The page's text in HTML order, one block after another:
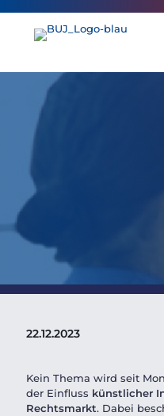
BUJ-
22.12.2023
Kein Thema wird seit
der Einfluss künstlicher
Rechtsmarkt. Dabei